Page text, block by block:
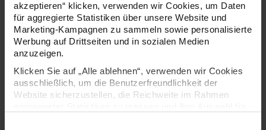
akzeptieren“ klicken, verwenden wir Cookies, um Daten
für aggregierte Statistiken über unsere Website und
Marketing-Kampagnen zu sammeln sowie personalisierte
Werbung auf Drittseiten und in sozialen Medien
anzuzeigen.
Klicken Sie auf „Alle ablehnen“, verwenden wir Cookies
ausschließlich, um die Benutzerfreundlichkeit der
Website sicherzustellen, die Reichweite im Rahmen